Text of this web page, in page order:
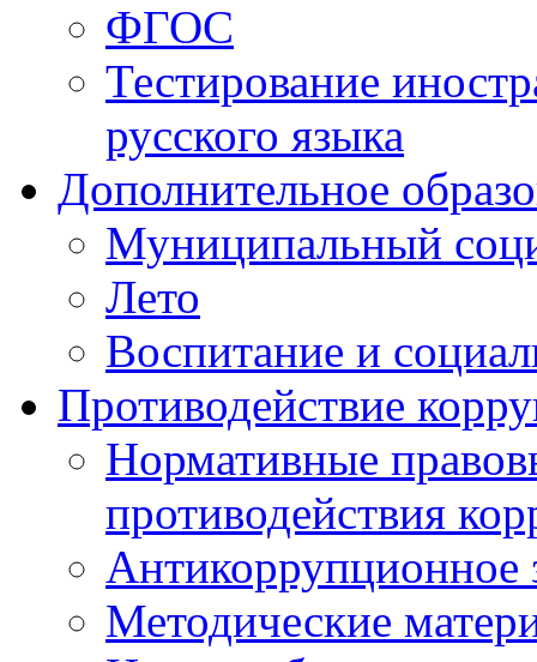
ФГОС
Тестирование
русского языка
Дополнительное
Муниципальный
Лето
Воспитание и
Противодействие
Нормативные
противодействия
Антикоррупционное
Методические